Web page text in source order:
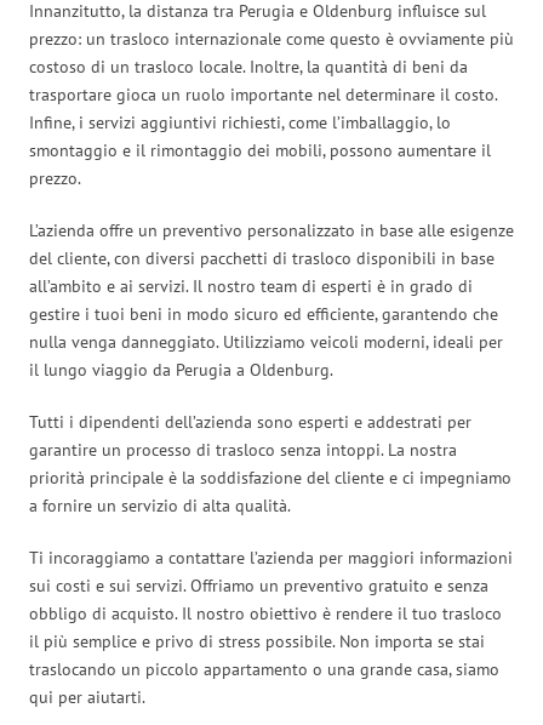
Innanzitutto, la distanza tra Perugia e Oldenburg influisce sul
prezzo: un trasloco internazionale come questo è ovviamente più
costoso di un trasloco locale. Inoltre, la quantità di beni da
trasportare gioca un ruolo importante nel determinare il costo.
Infine, i servizi aggiuntivi richiesti, come l’imballaggio, lo
smontaggio e il rimontaggio dei mobili, possono aumentare il
prezzo.
L’azienda offre un preventivo personalizzato in base alle esigenze
del cliente, con diversi pacchetti di trasloco disponibili in base
all’ambito e ai servizi. Il nostro team di esperti è in grado di
gestire i tuoi beni in modo sicuro ed efficiente, garantendo che
nulla venga danneggiato. Utilizziamo veicoli moderni, ideali per
il lungo viaggio da Perugia a Oldenburg.
Tutti i dipendenti dell’azienda sono esperti e addestrati per
garantire un processo di trasloco senza intoppi. La nostra
priorità principale è la soddisfazione del cliente e ci impegniamo
a fornire un servizio di alta qualità.
Ti incoraggiamo a contattare l’azienda per maggiori informazioni
sui costi e sui servizi. Offriamo un preventivo gratuito e senza
obbligo di acquisto. Il nostro obiettivo è rendere il tuo trasloco
il più semplice e privo di stress possibile. Non importa se stai
traslocando un piccolo appartamento o una grande casa, siamo
qui per aiutarti.